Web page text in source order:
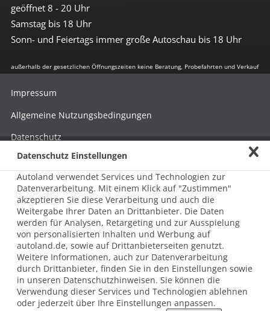
geöffnet 8 - 20 Uhr
Samstag bis 18 Uhr
Sonn- und Feiertags immer große Autoschau bis 18 Uhr
außerhalb der gesetzlichen Öffnungszeiten keine Beratung, Probefahrten und Verkauf
© 2026 AUTOLAND 24 SE & Co. Betriebs KG
Werner-von-Siemens-Str. 2, 06796 Brehna, Deutschland
Impressum
Allgemeine Nutzungsbedingungen
Datenschutz
Hinweisgebersystem nach HinSchG
Beschwerde nach LkSG
Grundsatzerklärung zum LkSG
Datenschutz Einstellungen
Autoland verwendet Services und Technologien zur
Datenverarbeitung. Mit einem Klick auf "Zustimmen"
akzeptieren Sie diese Verarbeitung und auch die
Weitergabe Ihrer Daten an Drittanbieter. Die Daten
werden für Analysen, Retargeting und zur Ausspielung
von personalisierten Inhalten und Werbung auf
autoland.de, sowie auf Drittanbieterseiten genutzt.
Weitere Informationen, auch zur Datenverarbeitung
durch Drittanbieter, finden Sie in den Einstellungen sowie
in unseren Datenschutzhinweisen. Sie können die
Verwendung dieser Services und Technologien ablehnen
oder jederzeit über Ihre Einstellungen anpassen.